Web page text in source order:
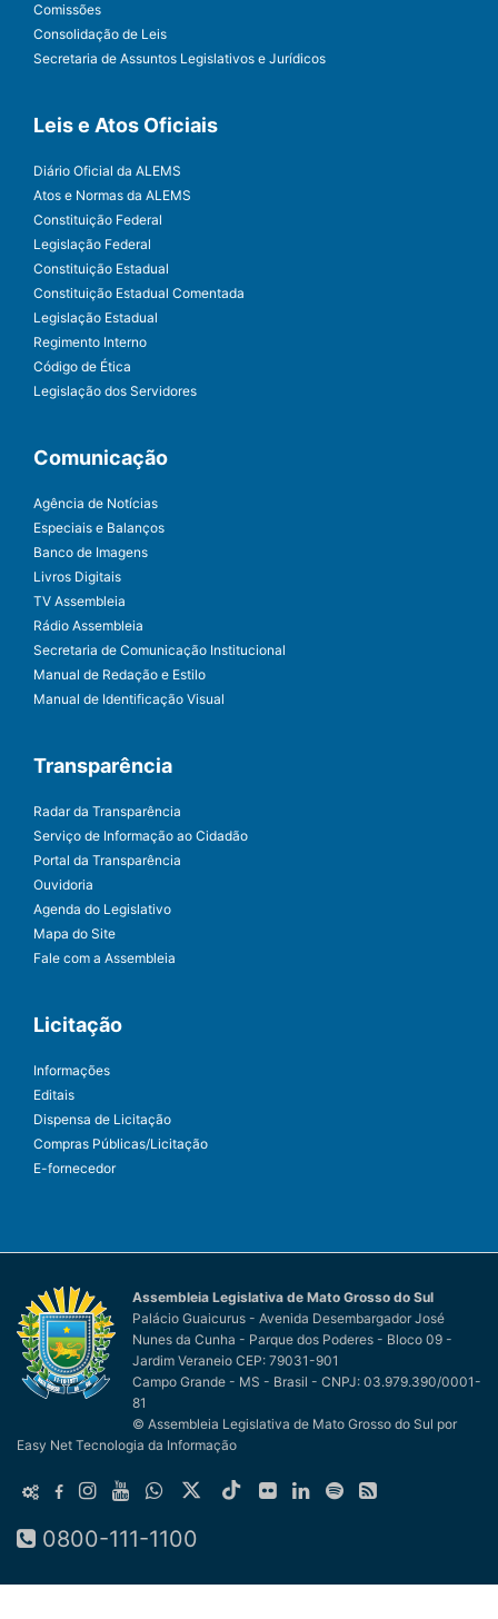
Comissões
Consolidação de Leis
Secretaria de Assuntos Legislativos e Jurídicos
Leis e Atos Oficiais
Diário Oficial da ALEMS
Atos e Normas da ALEMS
Constituição Federal
Legislação Federal
Constituição Estadual
Constituição Estadual Comentada
Legislação Estadual
Regimento Interno
Código de Ética
Legislação dos Servidores
Comunicação
Agência de Notícias
Especiais e Balanços
Banco de Imagens
Livros Digitais
TV Assembleia
Rádio Assembleia
Secretaria de Comunicação Institucional
Manual de Redação e Estilo
Manual de Identificação Visual
Transparência
Radar da Transparência
Serviço de Informação ao Cidadão
Portal da Transparência
Ouvidoria
Agenda do Legislativo
Mapa do Site
Fale com a Assembleia
Licitação
Informações
Editais
Dispensa de Licitação
Compras Públicas/Licitação
E-fornecedor
Assembleia Legislativa de Mato Grosso do Sul
Palácio Guaicurus - Avenida Desembargador José
Nunes da Cunha - Parque dos Poderes - Bloco 09 -
Jardim Veraneio CEP: 79031-901
Campo Grande - MS - Brasil - CNPJ: 03.979.390/0001-
81
© Assembleia Legislativa de Mato Grosso do Sul por
Easy Net Tecnologia da Informação
0800-111-1100